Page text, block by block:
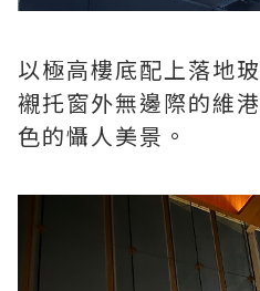
以極高樓底配上落地
襯托窗外無邊際的維
色的懾人美景。